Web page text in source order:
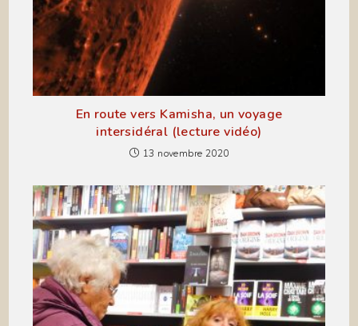
En route vers Kamisha, un voyage
intersidéral (lecture vidéo)
13 novembre 2020